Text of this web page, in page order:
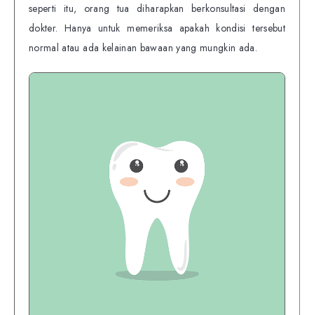
seperti itu, orang tua diharapkan berkonsultasi dengan
dokter. Hanya untuk memeriksa apakah kondisi tersebut
normal atau ada kelainan bawaan yang mungkin ada.